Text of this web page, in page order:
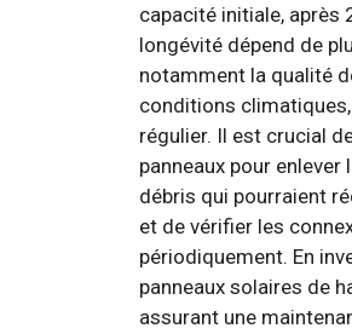
capacité initiale, après
longévité dépend de
notamment la qualité
conditions
régulier. Il est crucial
panneaux pour enlever
débris qui pourraient
et de vérifier les
périodiquement. En
panneaux solaires de
assurant une